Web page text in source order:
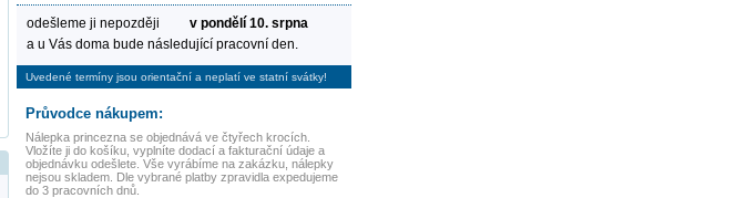
odešleme ji nepozději
v pondělí 10. srpna
a u Vás doma bude následující pracovní den.
Uvedené termíny jsou orientační a neplatí ve statní svátky!
Průvodce nákupem:
Nálepka princeznase objednává ve čtyřech krocích.
Vložíte ji do košíku, vyplníte dodací a fakturační údaje a
objednávku odešlete. Vše vyrábíme na zakázku, nálepky
nejsou skladem. Dle vybrané platby zpravidla expedujeme
do 3 pracovních dnů.